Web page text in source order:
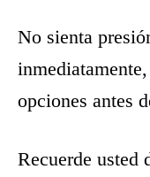
No sienta
opciones antes
Recuerde usted